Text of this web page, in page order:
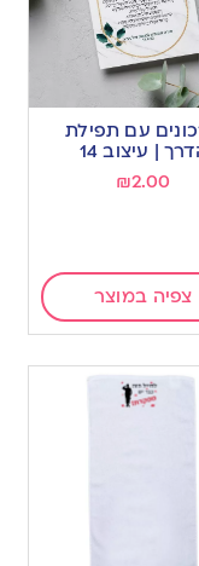
עם תפילת
| עיצוב 14
₪2.00
צפיה במוצר